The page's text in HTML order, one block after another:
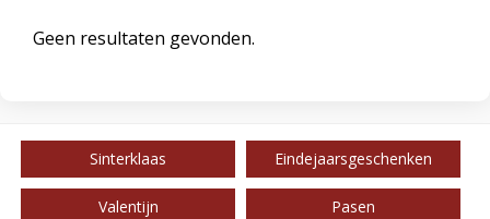
Geen resultaten gevonden.
Sinterklaas Eindejaarsgeschenken
Valentijn Pasen